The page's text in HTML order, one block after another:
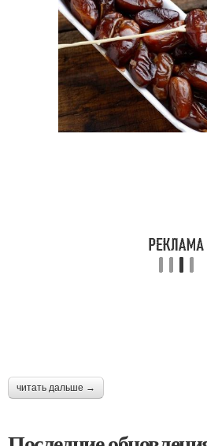
читать дальше →